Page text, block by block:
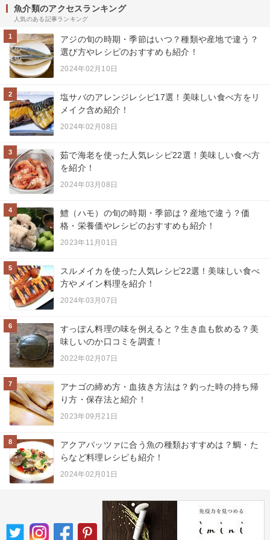
魚介類のアクセスランキング
人気のある記事ランキング
1
アジの旬の時期・季節はいつ？種類や産地で違う？
選び方やレシピのおすすめも紹介！
2024年02月10日
2
塩サバのアレンジレシピ17選！美味しい食べ方をリ
メイク含め紹介！
2024年02月08日
3
茹で海老を使った人気レシピ22選！美味しい食べ方
を紹介！
2024年03月08日
4
鱧（ハモ）の旬の時期・季節は？産地で違う？価
格・栄養価やレシピのおすすめも紹介！
2023年11月01日
5
スルメイカを使った人気レシピ22選！美味しい食べ
方やメイン料理を紹介！
2024年03月07日
6
すっぽん料理の味を例えると？生き血も飲める？美
味しいのか口コミを調査！
2022年02月07日
7
アナゴの締め方・血抜き方法は？釣った時の持ち帰
り方・保存法と紹介！
2023年09月21日
8
アクアパッツァに合う魚の種類おすすめは？鯛・た
らなど料理レシピも紹介！
2024年02月01日